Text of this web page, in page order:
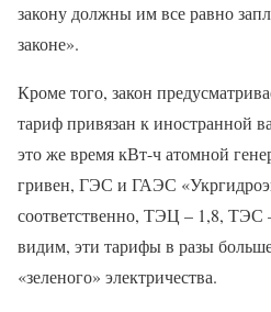
закону должны им все равно
законе».
Кроме того, закон
тариф привязан к иностранной
это же время кВт-ч атомной
гривен, ГЭС и ГАЭС
соответственно, ТЭЦ – 1,8, ТЭС
видим, эти тарифы в разы
«зеленого» электричества.